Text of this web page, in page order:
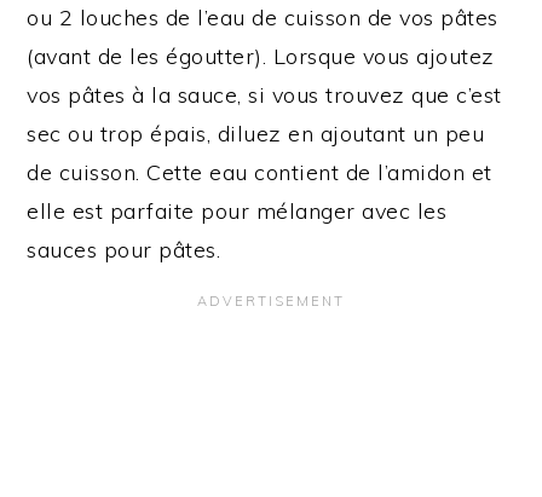
ou 2 louches de l’eau de cuisson de vos pâtes
(avant de les égoutter). Lorsque vous ajoutez
vos pâtes à la sauce, si vous trouvez que c’est
sec ou trop épais, diluez en ajoutant un peu
de cuisson. Cette eau contient de l’amidon et
elle est parfaite pour mélanger avec les
sauces pour pâtes.